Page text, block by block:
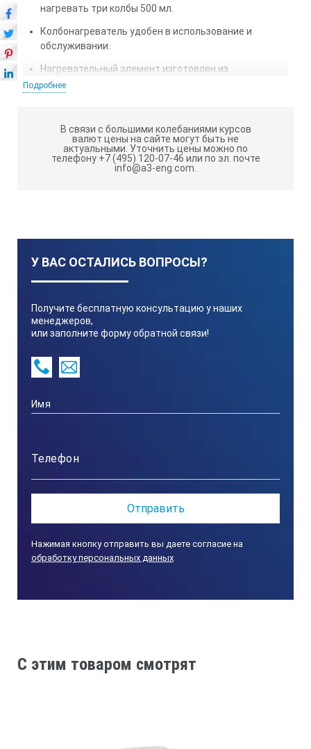
нагревать три колбы 500 мл.
Колбонагреватель удобен в использование и
обслуживании.
Нагревательный элемент изготовлен из
стекловолокна с нихромовой проволокой.
ТЕХНИЧЕСКИЕ ХАРАКТЕРИСТИКИ
КОЛБОНАГРЕВАТЕЛЯ STEGLER KН-3-
3×500 мл
3 шт
Тип колбы
Максимальная температура поверхности
Диапазон регулирования температур
±1⁰С
Подробнее
В связи с большими колебаниями курсов
валют цены на сайте могут быть не
актуальными. Уточнить цены можно по
телефону +7 (495) 120-07-46 или по эл. почте
info@a3-eng.com.
У ВАС ОСТАЛИСЬ ВОПРОСЫ?
Получите бесплатную консультацию у наших
менеджеров,
или заполните форму обратной связи!
Нажимая кнопку отправить вы даете согласие на
обработку персональных данных
C этим товаром смотрят